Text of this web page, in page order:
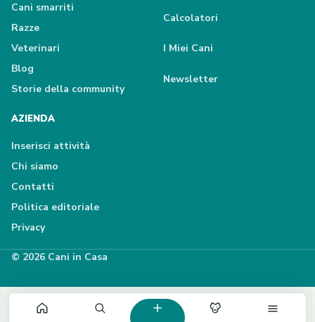
Cani smarriti
Razze
Veterinari
Blog
Storie della community
Calcolatori
I Miei Cani
Newsletter
AZIENDA
Inserisci attività
Chi siamo
Contatti
Politica editoriale
Privacy
© 2026 Cani in Casa